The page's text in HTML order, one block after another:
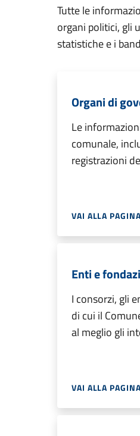
Tutte le
organi politici, gli
statistiche e i
Organi di
Le
comunale,
registrazioni
VAI ALLA PAGINA
Enti e
I consorzi, gli
di cui il
al meglio gli
VAI ALLA PAGINA